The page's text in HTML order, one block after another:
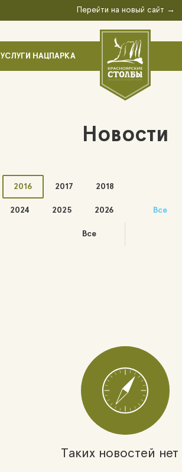
Перейти на новый сайт →
УСЛУГИ НАЦПАРКА
Новости
2016 2017 2018
2024 2025 2026
Все
Все
Таких новостей нет